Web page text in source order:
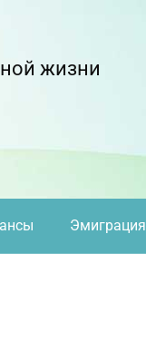
жизни
Эмиграция